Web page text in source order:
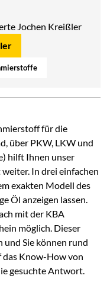
für die
über PKW, LKW und
hilft Ihnen unser
In drei einfachen
exakten Modell des
Öl anzeigen lassen.
mit der KBA
möglich. Dieser
und Sie können rund
das Know-How von
gesuchte Antwort.